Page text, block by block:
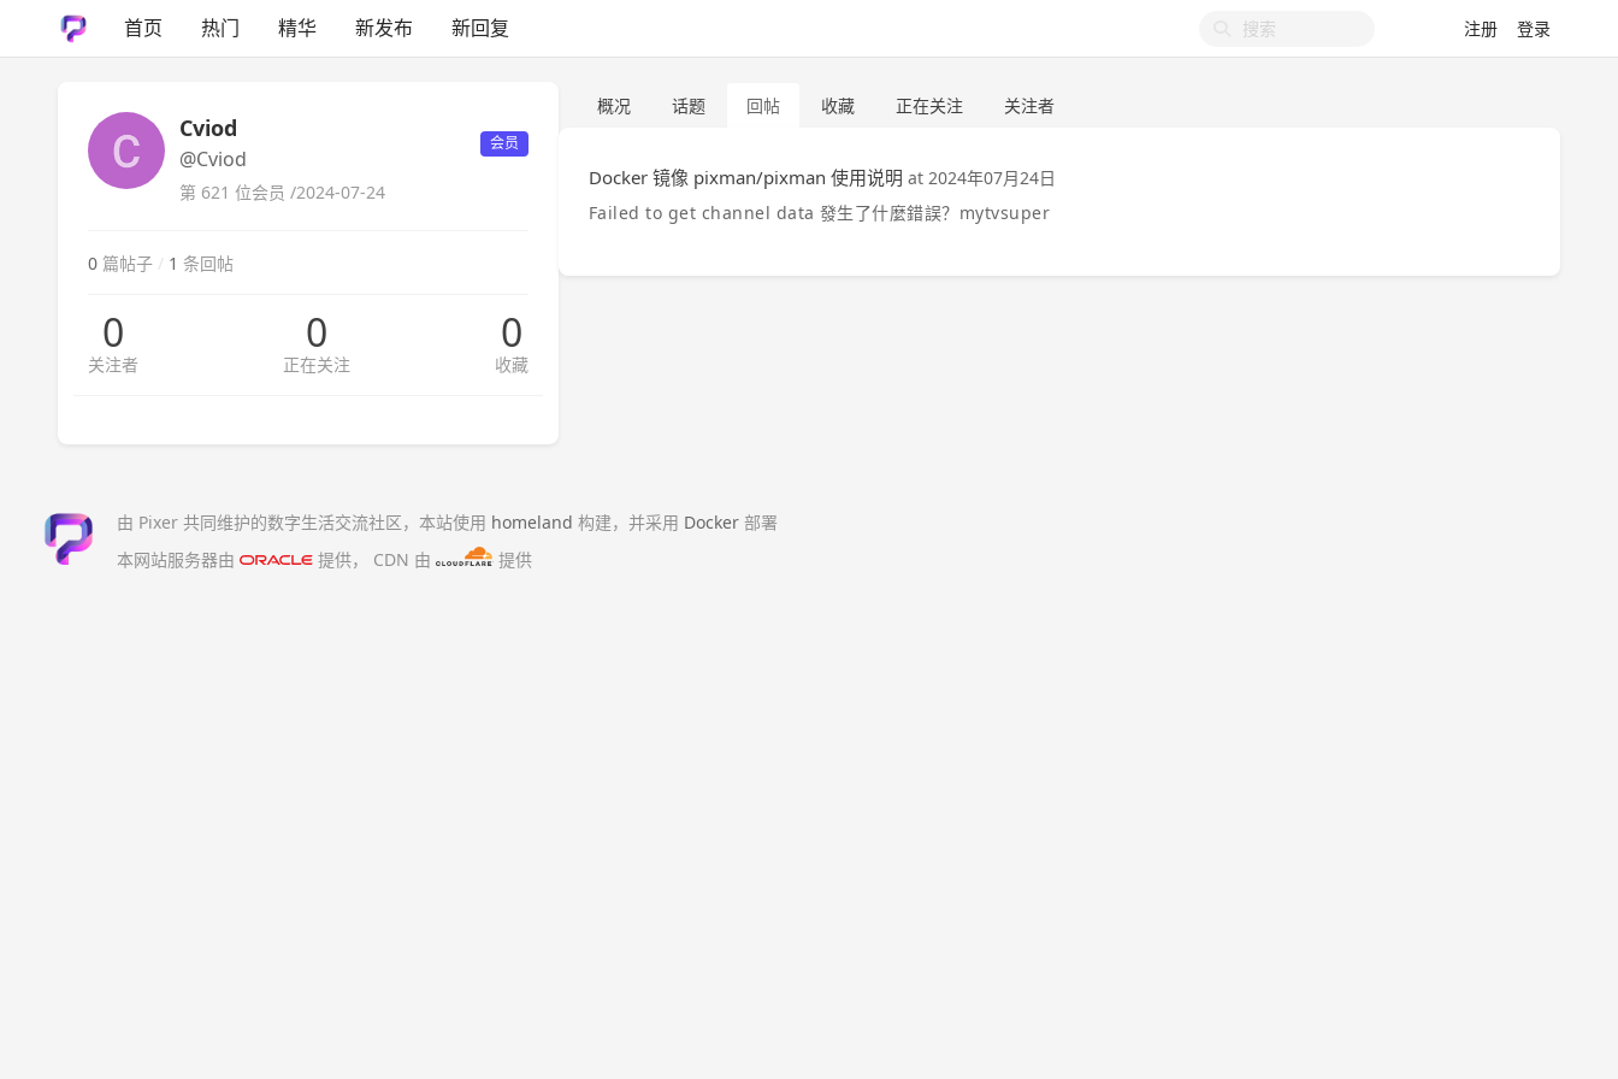
首页 热门 精华 新发布 新回复 注册 登录
Cviod
@Cviod
会员
第 621 位会员 /2024-07-24
0 篇帖子 / 1 条回帖
0
关注者
0
正在关注
0
收藏
概况 话题 回帖 收藏 正在关注 关注者
Docker 镜像 pixman/pixman 使用说明 at 2024年07月24日
Failed to get channel data 發生了什麼錯誤？mytvsuper
由 Pixer 共同维护的数字生活交流社区，本站使用 homeland 构建，并采用 Docker 部署
本网站服务器由
提供， CDN 由 提供